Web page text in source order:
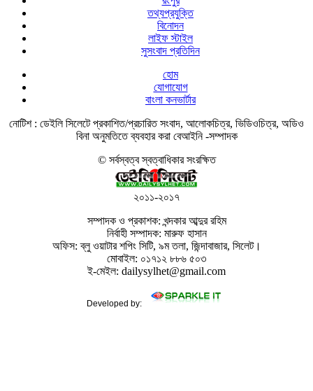
তথ্যপ্রযুক্তি
বিনোদন
লাইফ স্টাইল
সুসংবাদ প্রতিদিন
হোম
যোগাযোগ
বাংলা কনভার্টার
নোটিশ : ডেইলি সিলেটে প্রকাশিত/প্রচারিত সংবাদ, আলোকচিত্র, ভিডিওচিত্র, অডিও
বিনা অনুমতিতে ব্যবহার করা বেআইনি -সম্পাদক
© সর্বস্বত্ব স্বত্বাধিকার সংরক্ষিত
২০১১-২০১৭
সম্পাদক ও প্রকাশক: খন্দকার আব্দুর রহিম
নির্বাহী সম্পাদক: মারুফ হাসান
অফিস: ব্লু ওয়াটার শপিং সিটি, ৯ম তলা, জিন্দাবাজার, সিলেট।
মোবাইল: ০১৭১২ ৮৮৬ ৫০৩
ই-মেইল: dailysylhet@gmail.com
Developed by: